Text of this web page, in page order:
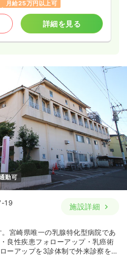
月給25万円以上可
詳細を見る
勤可
19
施設詳細
宮崎県唯一の乳腺特化型病院であ
良性疾患フォローアップ・乳癌術
ーアップを3診体制で外来診察を行